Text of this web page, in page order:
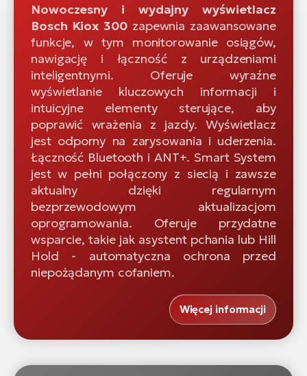
Nowoczesny i wydajny wyświetlacz
Bosch Kiox 300zapewnia zaawansowane
funkcje, w tym monitorowanie osiągów,
nawigację i łączność z urządzeniami
inteligentnymi. Oferuje wyraźne
wyświetlanie kluczowych informacji i
intuicyjne elementy sterujące, aby
poprawić wrażenia z jazdy. Wyświetlacz
jest odporny na zarysowania i uderzenia.
Łączność Bluetooth i ANT+. Smart System
jest w pełni połączony z siecią i zawsze
aktualny dzięki regularnym
bezprzewodowym aktualizacjom
oprogramowania. Oferuje przydatne
wsparcie, takie jak asystent pchania lub Hill
Hold - automatyczna ochrona przed
niepożądanym cofaniem.
Więcej informacji